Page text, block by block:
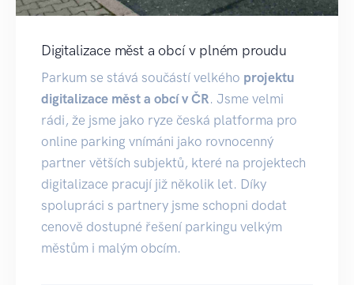
Digitalizace měst a obcí v plném proudu
Parkum se stává součástí velkého projektu
digitalizace měst a obcí v ČR. Jsme velmi
rádi, že jsme jako ryze česká platforma pro
online parking vnímáni jako rovnocenný
partner větších subjektů, které na projektech
digitalizace pracují již několik let. Díky
spolupráci s partnery jsme schopni dodat
cenově dostupné řešení parkingu velkým
městům i malým obcím.